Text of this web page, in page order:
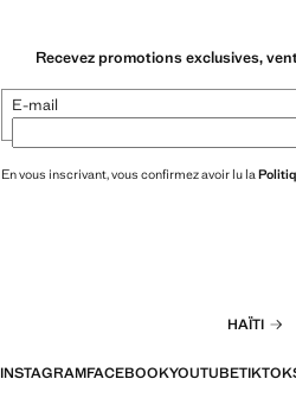
Recevez promotions exclusives,
E-mail
En vous inscrivant, vous confirmez avoir lu la
HAÏTI
INSTAGRAMFACEBOOKYOUTUBETIKTOK